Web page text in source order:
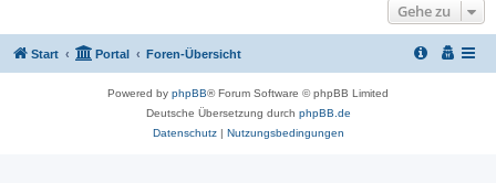
Gehe zu
Start Portal Foren-Übersicht
Powered by phpBB® Forum Software © phpBB Limited
Deutsche Übersetzung durch phpBB.de
Datenschutz| Nutzungsbedingungen